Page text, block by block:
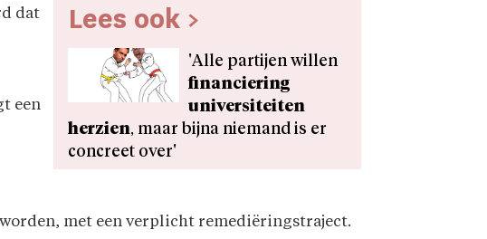
Lees ook >
'Alle partijen willen
financiering
univer­siteiten
herzien, maar bijna niemand is er
concreet over'
dat
een
met een verplicht remediëringstraject.